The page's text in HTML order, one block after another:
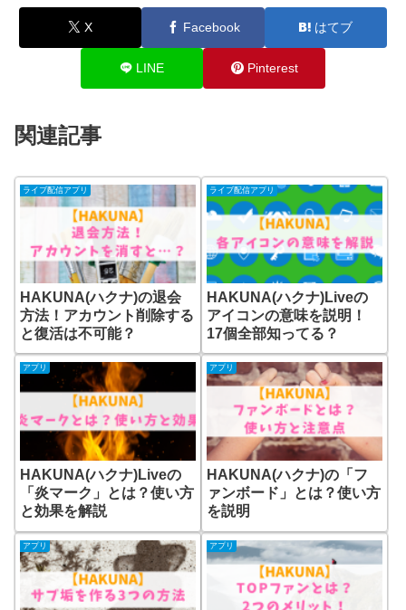
X Facebook はてブ
LINE Pinterest
関連記事
ライブ配信アプリ
HAKUNA(ハクナ)の退会
方法！アカウント削除する
と復活は不可能？
ライブ配信アプリ
HAKUNA(ハクナ)Liveの
アイコンの意味を説明！
17個全部知ってる？
アプリ
HAKUNA(ハクナ)Liveの
「炎マーク」とは？使い方
と効果を解説
アプリ
HAKUNA(ハクナ)の「フ
ァンボード」とは？使い方
を説明
アプリ アプリ